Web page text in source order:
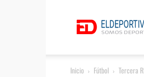
Inicio Fútbol Tercera